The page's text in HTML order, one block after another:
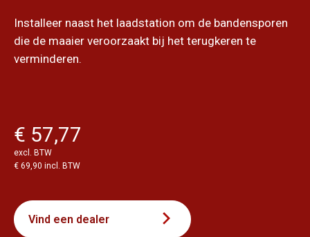
Installeer naast het laadstation om de bandensporen
die de maaier veroorzaakt bij het terugkeren te
verminderen.
€ 57,77
excl. BTW
€ 69,90 incl. BTW
Vind een dealer